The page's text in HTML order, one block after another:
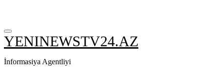
YENINEWSTV24.AZ
İnformasiya Agentliyi